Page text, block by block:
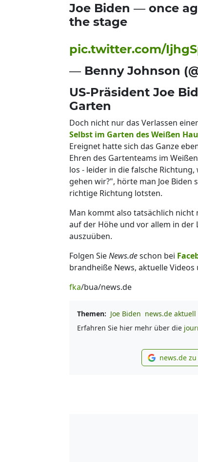
Joe Biden — once
the stage
pic.twitter.com/
— Benny Johnson
US-Präsident Joe
Garten
Doch nicht nur das Verlassen
Selbst im Garten des Weißen
Ereignet hatte sich das Ganze
Ehren des Gartenteams im
los - leider in die falsche
gehen wir?", hörte man Joe Biden
richtige Richtung lotsten.
Man kommt also tatsächlich nicht
auf der Höhe und vor allem in der
auszuüben.
Folgen SieNews.deschon bei
brandheiße News, aktuelle
fka/bua/news.de
Themen: Joe Biden news.de aktuell
Erfahren Sie hier mehr über die
news.de